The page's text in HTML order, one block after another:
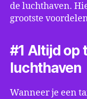
de luchthaven.
grootste
#1 Altijd op
luchthaven
Wanneer je een